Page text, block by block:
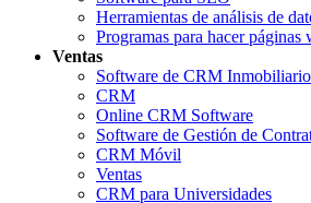
Herramientas de análisis de
Programas para hacer páginas
Ventas
Software de CRM Inmobiliario
CRM
Online CRM Software
Software de Gestión de
CRM Móvil
Ventas
CRM para Universidades